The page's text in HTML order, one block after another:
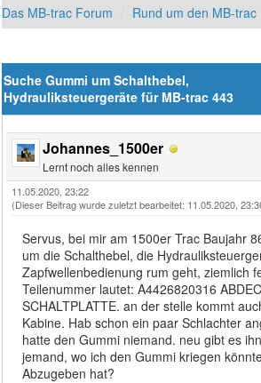
Das MB-trac Forum Rund um den MB-trac
Suche Gummi um Schalthebel,
Hydrauliksteuergeräte für MB-trac 443
Johannes_1500er
Lernt noch alles kennen
11.05.2020, 23:22
(Dieser Beitrag wurde zuletzt bearbeitet: 11.05.2020,
Servus, bei mir am 1500er Trac Baujahr
um die Schalthebel, die
Zapfwellenbedienung rum geht, ziemlich
Teilenummer lautet: A4426820316
SCHALTPLATTE. an der stelle kommt
Kabine. Hab schon ein paar Schlachter
hatte den Gummi niemand. neu gibt es
jemand, wo ich den Gummi kriegen
Abzugeben hat?